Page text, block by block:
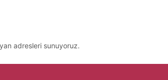
adresleri sunuyoruz.